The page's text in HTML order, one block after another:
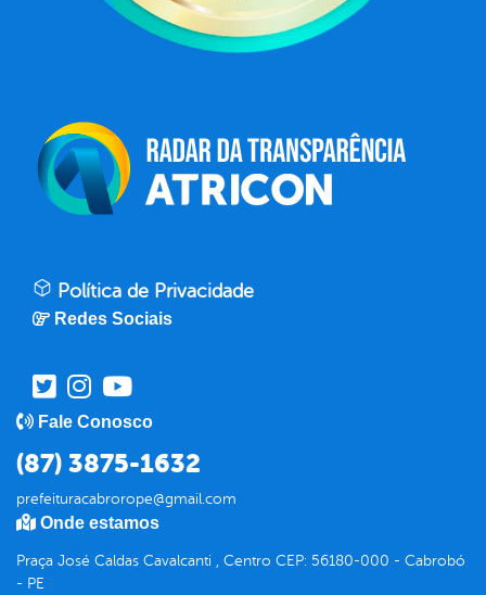
Política de Privacidade
Redes Sociais
Fale Conosco
(87) 3875-1632
prefeituracabrorope@gmail.com
Onde estamos
Praça José Caldas Cavalcanti , Centro CEP: 56180-000 - Cabrobó
- PE